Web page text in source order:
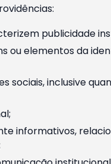
publicidade
elementos da
sociais, inclusive
informativos,